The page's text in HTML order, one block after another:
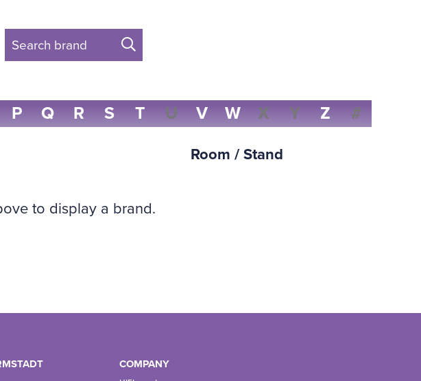
Search brand
P Q R S T U V W X Y Z #
Room / Stand
to display a brand.
COMPANY